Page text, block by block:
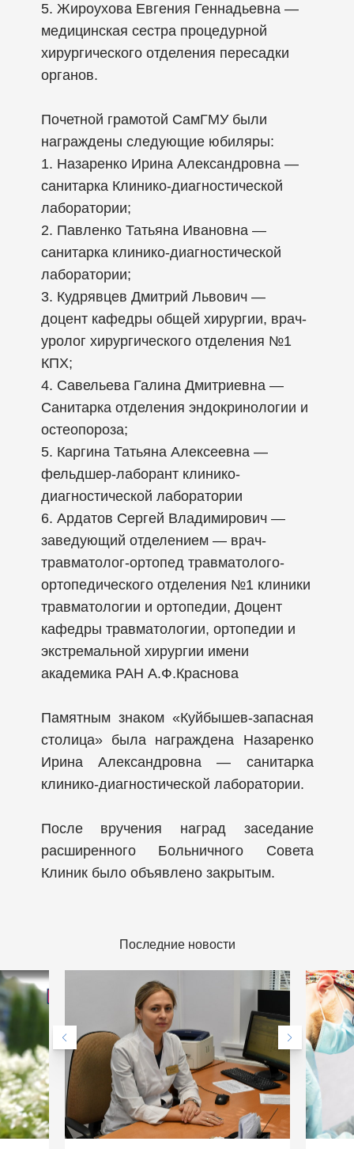
5. Жироухова Евгения Геннадьевна —
медицинская сестра процедурной
хирургического отделения пересадки
органов.
Почетной грамотой СамГМУ были
награждены следующие юбиляры:
1. Назаренко Ирина Александровна —
санитарка Клинико-диагностической
лаборатории;
2. Павленко Татьяна Ивановна —
санитарка клинико-диагностической
лаборатории;
3. Кудрявцев Дмитрий Львович —
доцент кафедры общей хирургии, врач-
уролог хирургического отделения №1
КПХ;
4. Савельева Галина Дмитриевна —
Санитарка отделения эндокринологии и
остеопороза;
5. Каргина Татьяна Алексеевна —
фельдшер-лаборант клинико-
диагностической лаборатории
6. Ардатов Сергей Владимирович —
заведующий отделением — врач-
травматолог-ортопед травматолого-
ортопедического отделения №1 клиники
травматологии и ортопедии, Доцент
кафедры травматологии, ортопедии и
экстремальной хирургии имени
академика РАН А.Ф.Краснова
Памятным знаком «Куйбышев-запасная
столица» была награждена Назаренко
Ирина Александровна — санитарка
клинико-диагностической лаборатории.
После вручения наград заседание
расширенного Больничного Совета
Клиник было объявлено закрытым.
Последние новости